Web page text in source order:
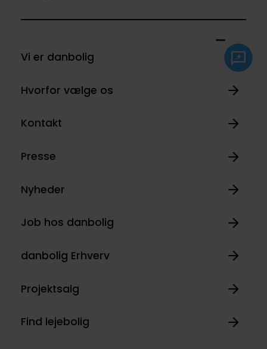
Vi er danbolig
Hvorfor vælge os
Kontakt
Presse
Nyheder
Job hos danbolig
danbolig Erhverv
Projektsalg
Find lejebolig